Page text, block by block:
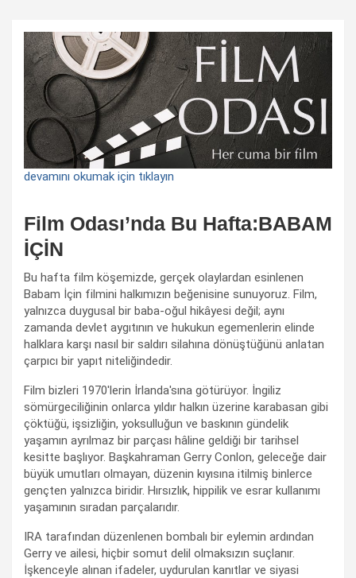
devamını okumak için tıklayın
Film Odası’nda Bu Hafta:BABAM
İÇİN
Bu hafta film köşemizde, gerçek olaylardan esinlenen
Babam İçin filmini halkımızın beğenisine sunuyoruz. Film,
yalnızca duygusal bir baba-oğul hikâyesi değil; aynı
zamanda devlet aygıtının ve hukukun egemenlerin elinde
halklara karşı nasıl bir saldırı silahına dönüştüğünü anlatan
çarpıcı bir yapıt niteliğindedir.
Film bizleri 1970'lerin İrlanda'sına götürüyor. İngiliz
sömürgeciliğinin onlarca yıldır halkın üzerine karabasan gibi
çöktüğü, işsizliğin, yoksulluğun ve baskının gündelik
yaşamın ayrılmaz bir parçası hâline geldiği bir tarihsel
kesitte başlıyor. Başkahraman Gerry Conlon, geleceğe dair
büyük umutları olmayan, düzenin kıyısına itilmiş binlerce
gençten yalnızca biridir. Hırsızlık, hippilik ve esrar kullanımı
yaşamının sıradan parçalarıdır.
IRA tarafından düzenlenen bombalı bir eylemin ardından
Gerry ve ailesi, hiçbir somut delil olmaksızın suçlanır.
İşkenceyle alınan ifadeler, uydurulan kanıtlar ve siyasi